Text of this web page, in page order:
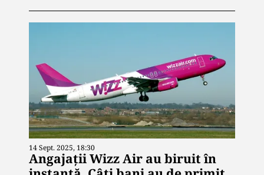
14 Sept. 2025, 18:30
Angajaţii Wizz Air au biruit în